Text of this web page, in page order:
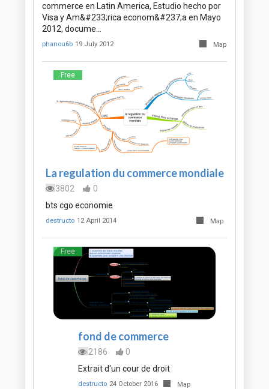
commerce en Latin America, Estudio hecho por
Visa y Am&#233;rica econom&#237;a en Mayo
2012, docume…
phanou6b 19 July 2012 Map
Free
La regulation du commerce mondiale
3802
0
bts cgo economie
destructo 12 April 2014 Map
Free
fond de commerce
2186
0
Extrait d'un cour de droit
destructo 24 October 2016 Map